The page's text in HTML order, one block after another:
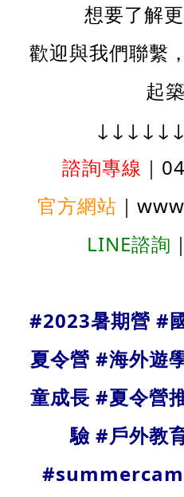
想要了解
歡迎與我們聯繫
起
諮詢專線 ｜
官方網站 ｜
LINE諮詢
#2023暑期營 #
夏令營 #海外遊
童成長 #夏令營
驗#戶外教